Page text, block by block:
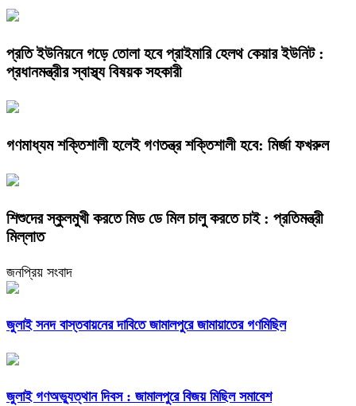
প্রতি ইউনিয়নে গড়ে তোলা হবে প্রাইমারি হেলথ কেয়ার ইউনিট :
প্রধানমন্ত্রীর স্বাস্থ্য বিষয়ক সহকারী
গণমাধ্যম শক্তিশালী হলেই গণতন্ত্র শক্তিশালী হবে: মির্জা ফখরুল
শিশুদের স্কুলমুখী করতে মিড ডে মিল চালু করতে চাই : প্রতিমন্ত্রী
মিল্লাত
জনপ্রিয় সংবাদ
জুলাই সনদ বাস্তবায়নের দাবিতে জামালপুরে জামায়াতের গণমিছিল
জুলাই গণঅভ্যুত্থান দিবস : জামালপুরে বিজয় মিছিল সমাবেশ